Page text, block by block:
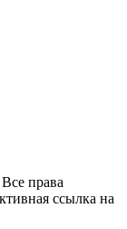
права
ссылка на